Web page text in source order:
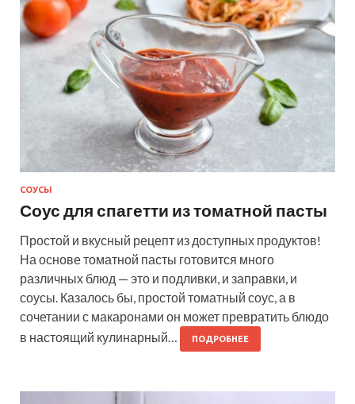
СОУСЫ
Соус для спагетти из томатной пасты
Простой и вкусный рецепт из доступных продуктов!
На основе томатной пасты готовится много
различных блюд — это и подливки, и заправки, и
соусы. Казалось бы, простой томатный соус, а в
сочетании с макаронами он может превратить блюдо
в настоящий кулинарный…
ПОДРОБНЕЕ